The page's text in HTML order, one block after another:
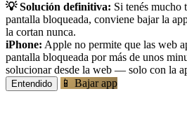
💡 Solución definitiva: Si tenés mucho
pantalla bloqueada, conviene bajar la
la cortan nunca.
iPhone: Apple no permite que las web
pantalla bloqueada por más de unos
solucionar desde la web — solo con la
Entendido 📱 Bajar app